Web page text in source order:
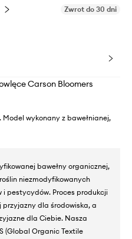
Zwrot do 30 dni
Carson Bloomers
wykonany z bawełnianej,
bawełny organicznej,
niezmodyfikowanych
pestycydów. Proces produkcji
dla środowiska, a
dla Ciebie. Nasza
(Global Organic Textile